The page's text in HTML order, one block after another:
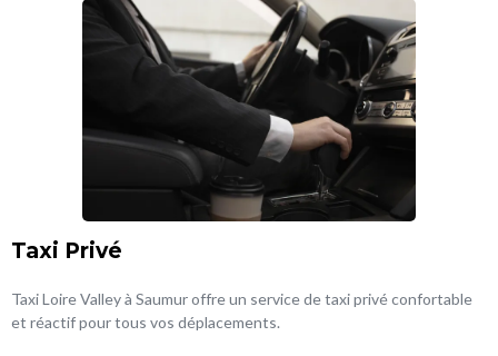
Taxi Privé
Taxi Loire Valley à Saumur offre un service de taxi privé confortable
et réactif pour tous vos déplacements.